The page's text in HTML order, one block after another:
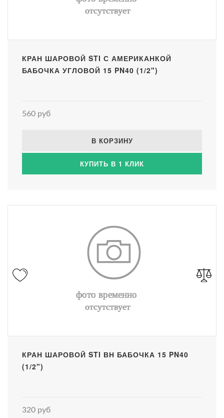
КРАН ШАРОВОЙ STI С АМЕРИКАНКОЙ
БАБОЧКА УГЛОВОЙ 15 PN40 (1/2")
560 руб
В КОРЗИНУ
КУПИТЬ В 1 КЛИК
КРАН ШАРОВОЙ STI ВН БАБОЧКА 15 PN40
(1/2")
320 руб